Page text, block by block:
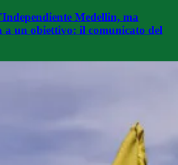
Medellin, ma
a un obiettivo: il comunicato del